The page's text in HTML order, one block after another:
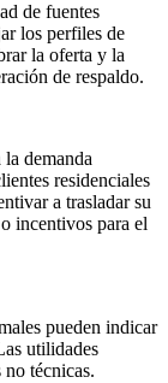
de fuentes
los perfiles de
la oferta y la
de respaldo.
demanda
residenciales
a trasladar su
incentivos para el
pueden indicar
utilidades
técnicas.